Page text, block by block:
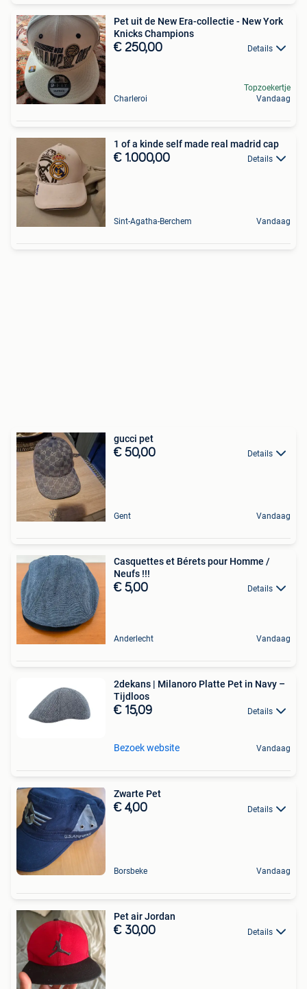
Pet uit de New Era-collectie - New York
Knicks Champions
€ 250,00 Details
Charleroi
Topzoekertje
Vandaag
1 of a kinde self made real madrid cap
€ 1.000,00 Details
Sint-Agatha-Berchem Vandaag
gucci pet
€ 50,00 Details
Gent Vandaag
Casquettes et Bérets pour Homme /
Neufs !!!
€ 5,00 Details
Anderlecht Vandaag
2dekans | Milanoro Platte Pet in Navy –
Tijdloos
€ 15,09 Details
Bezoek website Vandaag
Zwarte Pet
€ 4,00 Details
Borsbeke Vandaag
Pet air Jordan
€ 30,00 Details